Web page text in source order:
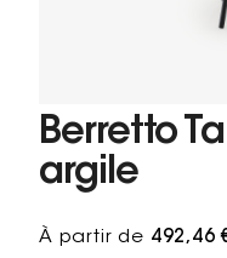
Berretto
argile
À partir de 492,46